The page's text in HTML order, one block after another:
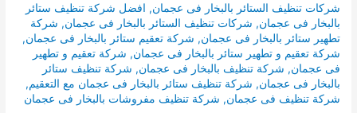
شركات تنظيف الستائر بالبخار فى عجمان, افضل شركة تنظيف ستائر
بالبخار فى عجمان, شركات تنظيف الستائر بالبخار فى عجمان, شركة
تطهير ستائر بالبخار فى عجمان, شركة تعقيم ستائر بالبخار فى عجمان,
شركة تعقيم و تطهير ستائر بالبخار فى عجمان, شركة تعقيم و تطهير
فى عجمان, شركة تنظيف بالبخار فى عجمان, شركة تنظيف ستائر
بالبخار فى عجمان, شركة تنظيف ستائر بالبخار فى عجمان مع التعقيم,
شركة تنظيف فى عجمان, شركة تنظيف مفروشات بالبخار فى عجمان